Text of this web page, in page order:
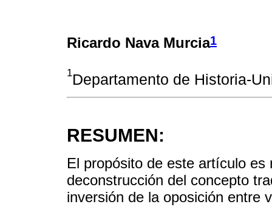
Ricardo Nava Murcia1
1Departamento de Historia-
RESUMEN:
El propósito de este artículo
deconstrucción del concepto
inversión de la oposición entre